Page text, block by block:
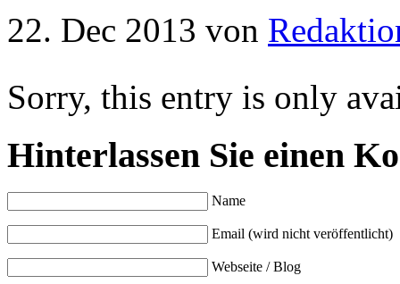
22. Dec 2013 von
Sorry, this entry is only
Hinterlassen Sie einen
Name
Email (wird nicht veröffentlicht)
Webseite / Blog